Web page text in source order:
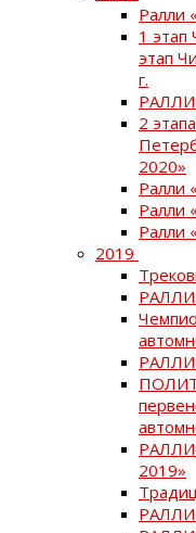
Ралли
1
этап
г.
РАЛЛИ
2
2020»
Ралли
Ралли
Ралли
2019
РАЛЛИ
РАЛЛИ
2019»